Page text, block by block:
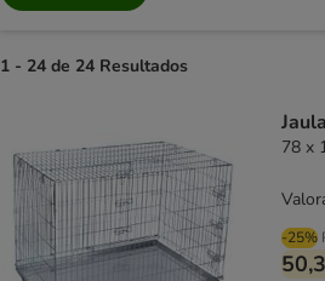
1 - 24 de 24 Resultados
78 x
-25%